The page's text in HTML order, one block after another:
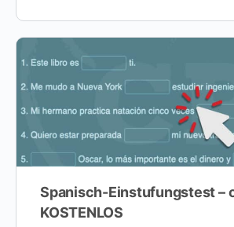
Spanisch-Einstufungstest –
KOSTENLOS